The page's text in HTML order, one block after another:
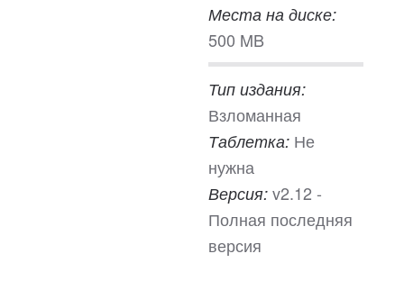
Места на диске:
500 MB
Тип издания:
Взломанная
Таблетка: Не
нужна
Версия: v2.12 -
Полная последняя
версия